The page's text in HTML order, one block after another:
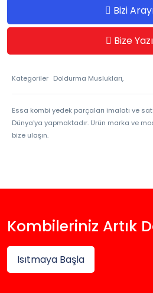
Bizi
Bize
Kategoriler Doldurma Muslukları,
Essa kombi yedek parçaları imalatı ve
Dünya'ya yapmaktadır. Ürün marka ve
bize ulaşın.
Kombileriniz Artık
Isıtmaya Başla